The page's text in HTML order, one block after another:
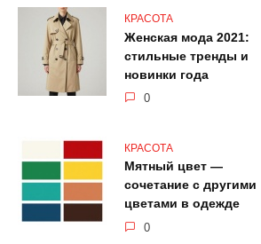
КРАСОТА
Женская мода 2021:
стильные тренды и
новинки года
0
КРАСОТА
Мятный цвет —
сочетание с другими
цветами в одежде
0